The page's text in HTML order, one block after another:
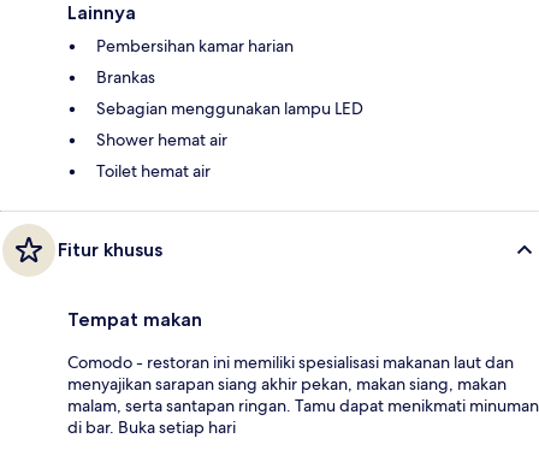
Lainnya
Pembersihan kamar harian
Brankas
Sebagian menggunakan lampu LED
Shower hemat air
Toilet hemat air
Fitur khusus
Tempat makan
Comodo - restoran ini memiliki spesialisasi makanan laut dan
menyajikan sarapan siang akhir pekan, makan siang, makan
malam, serta santapan ringan. Tamu dapat menikmati minuman
di bar. Buka setiap hari